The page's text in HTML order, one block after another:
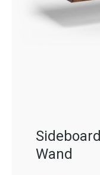
Wand